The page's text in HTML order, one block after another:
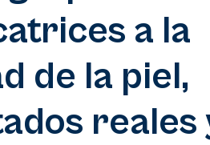
a la
de la piel,
reales